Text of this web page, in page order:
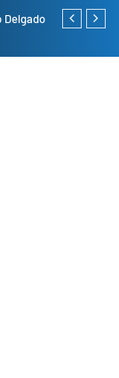
Delgado
Cambio de